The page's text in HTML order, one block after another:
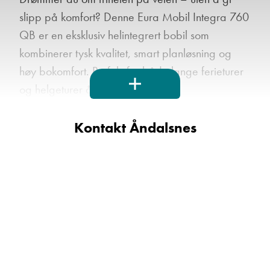
slipp på komfort? Denne Eura Mobil Integra 760
QB er en eksklusiv helintegrert bobil som
kombinerer tysk kvalitet, smart planløsning og
høy bokomfort. Perfekt for både lange ferieturer
og helgeturer året rundt!
HØYDEPUNKTER:Kontakt Åndalsnes